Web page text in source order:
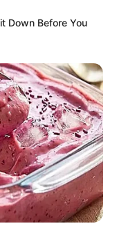
Down Before You